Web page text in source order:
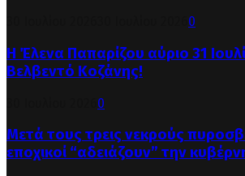
0
Η Έλενα Παπαρίζου αύριο 31
Βελβεντό Κοζάνης!
0
Μετά τους τρεις νεκρούς
εποχικοί “αδειάζουν” την